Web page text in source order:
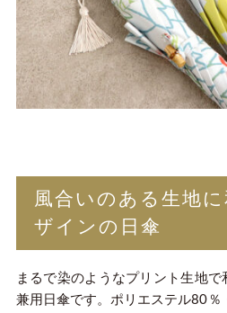
風合いのある生地
ザインの日傘
まるで染のようなプリント生地
兼用日傘です。ポリエステル80％